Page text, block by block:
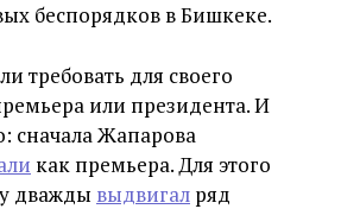
беспорядков в Бишкеке.
требовать для своего
или президента. И
сначала Жапарова
как премьера. Для этого
дважды выдвигал ряд